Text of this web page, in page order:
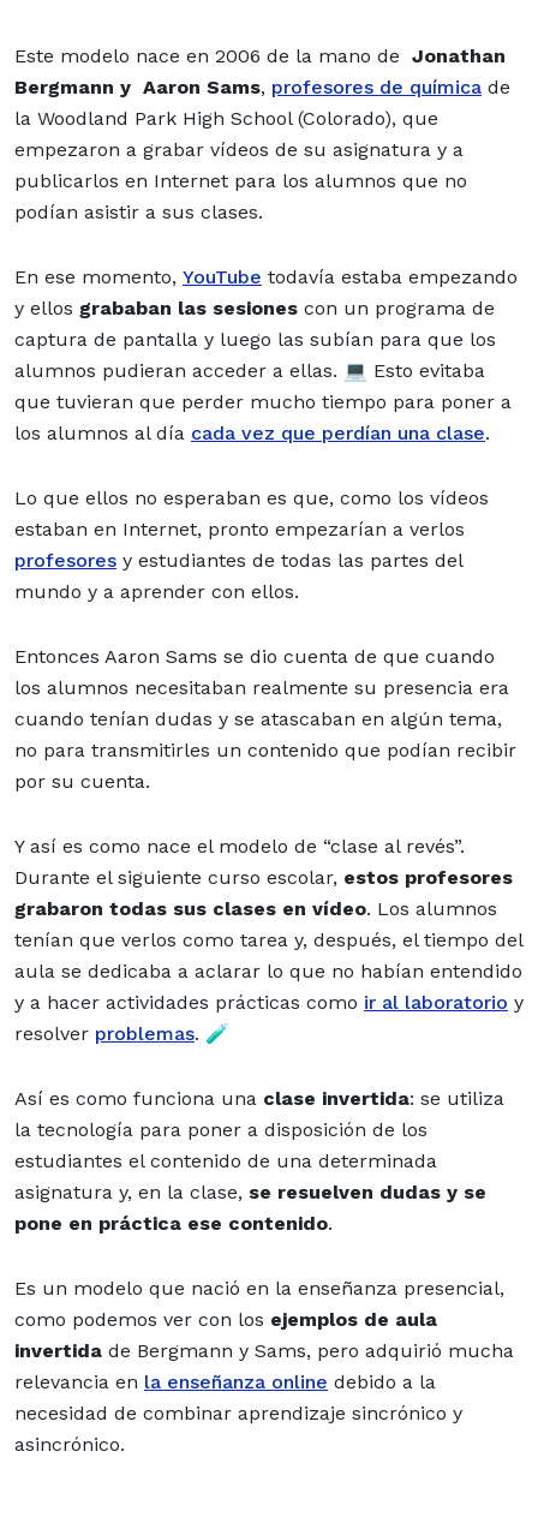
Este modelo nace en 2006 de la mano de Jonathan
Bergmann y Aaron Sams, profesores de química de
la Woodland Park High School (Colorado), que
empezaron a grabar vídeos de su asignatura y a
publicarlos en Internet para los alumnos que no
podían asistir a sus clases.
En ese momento, YouTube todavía estaba empezando
y ellos grababan las sesiones con un programa de
captura de pantalla y luego las subían para que los
alumnos pudieran acceder a ellas. 💻 Esto evitaba
que tuvieran que perder mucho tiempo para poner a
los alumnos al día cada vez que perdían una clase.
Lo que ellos no esperaban es que, como los vídeos
estaban en Internet, pronto empezarían a verlos
profesores y estudiantes de todas las partes del
mundo y a aprender con ellos.
Entonces Aaron Sams se dio cuenta de que cuando
los alumnos necesitaban realmente su presencia era
cuando tenían dudas y se atascaban en algún tema,
no para transmitirles un contenido que podían recibir
por su cuenta.
Y así es como nace el modelo de “clase al revés”.
Durante el siguiente curso escolar, estos profesores
grabaron todas sus clases en vídeo. Los alumnos
tenían que verlos como tarea y, después, el tiempo del
aula se dedicaba a aclarar lo que no habían entendido
y a hacer actividades prácticas como ir al laboratorio y
resolver problemas. 🧪
Así es como funciona una clase invertida: se utiliza
la tecnología para poner a disposición de los
estudiantes el contenido de una determinada
asignatura y, en la clase, se resuelven dudas y se
pone en práctica ese contenido.
Es un modelo que nació en la enseñanza presencial,
como podemos ver con los ejemplos de aula
invertida de Bergmann y Sams, pero adquirió mucha
relevancia en la enseñanza online debido a la
necesidad de combinar aprendizaje sincrónico y
asincrónico.